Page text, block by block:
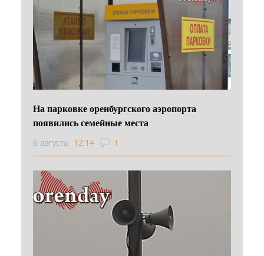
На парковке оренбургского аэропорта
появились семейные места
6 августа 12:14 1